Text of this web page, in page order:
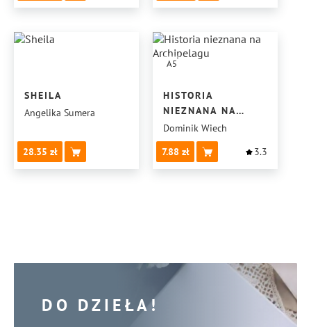
SHEILA
Angelika Sumera
28.35
A5
HISTORIA
NIEZNANA NA
ARCHIPELAGU
Dominik Wiech
7.88
3.3
DO DZIEŁA!